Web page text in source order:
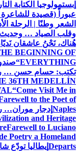
إبستمولوجيا الكتابة
عبوراً (قصيدة للشاعرة
الشعر وطنًا | الرحلة
وقلب الصياد … وحديث
هُناك، نَحْنُ عاشقان
BEGINNING OF
EVERYTHING
تكتب: حسام حسن …
36TH MEDELLÍN
“Come Visit Me in
to the Poet of
Naples إدجار موران…
and Heritage
Farewell to Luciano
Poetry a Homeland
Departs إيطاليا تودّع